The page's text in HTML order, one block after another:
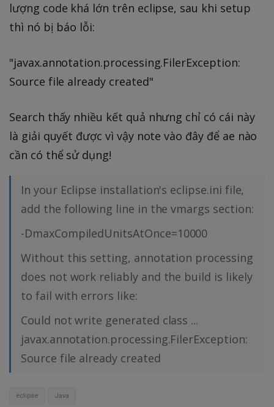
lượng code khá lớn trên eclipse, sau khi setup
thì nó bị báo lỗi:
"javax.annotation.processing.FilerException:
Source file already created"
Search thấy nhiều kết quả nhưng chỉ có cái này
là giải quyết được vì vậy note vào đây để ae nào
cần có thể sử dụng!
In your Eclipse installation's eclipse.ini file,
add the following line in the vmargs section:
-DmaxCompiledUnitsAtOnce=10000
Without this setting, annotation processing
does not work reliably and the build is likely
to fail with errors like:
Could not write generated class ...
javax.annotation.processing.FilerException:
Source file already created
eclipse Java